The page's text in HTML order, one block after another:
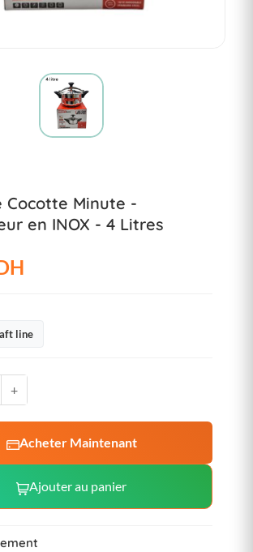
Cocotte Minute -
en INOX - 4 Litres
line
+
Acheter Maintenant
Ajouter au panier